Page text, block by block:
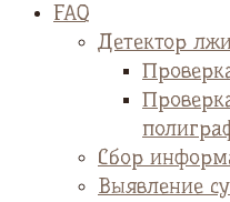
FAQ
Детектор
Сбор
Выявление